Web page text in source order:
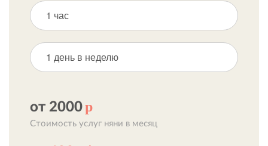
1 час
1 день в неделю
от 2000р
Стоимость услуг няни в месяц